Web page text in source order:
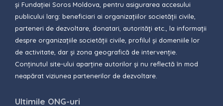
și Fundației Soros Moldova, pentru asigurarea accesului
publicului larg: beneficiari ai organizațiilor societății civile,
parteneri de dezvoltare, donatari, autorități etc., la informații
despre organizațiile societății civile, profilul și domeniile lor
de activitate, dar și zona geografică de intervenție.
Conținutul site-ului aparține autorilor și nu reflectă în mod
neapărat viziunea partenerilor de dezvoltare.
Ultimile ONG-uri